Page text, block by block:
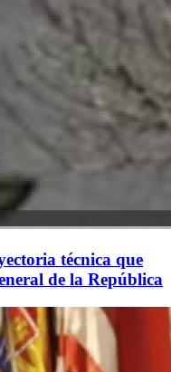
técnica que
de la República